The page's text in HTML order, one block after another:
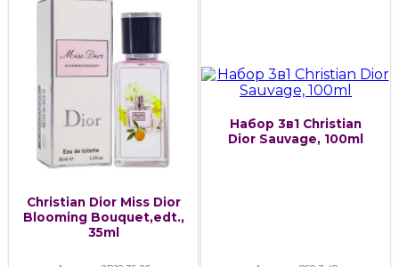
Christian Dior Miss Dior
Blooming Bouquet,edt.,
35ml
Набор 3в1 Christian
Dior Sauvage, 100ml